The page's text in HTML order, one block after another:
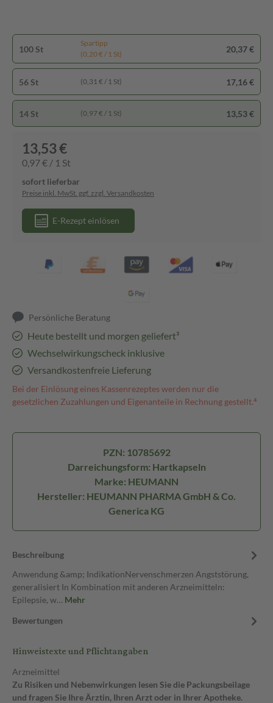
100 St
Spartipp
(0,20 € / 1 St)
20,37 €
56 St (0,31 € / 1 St) 17,16 €
14 St (0,97 € / 1 St) 13,53 €
13,53 €
0,97 € / 1 St
sofort lieferbar
Preise inkl. MwSt. ggf. zzgl. Versandkosten
E-Rezept einlösen
Persönliche Beratung
Heute bestellt und morgen geliefert³
Wechselwirkungscheck inklusive
Versandkostenfreie Lieferung
Bei der Einlösung eines Kassenrezeptes werden nur die
gesetzlichen Zuzahlungen und Eigenanteile in Rechnung gestellt.⁴
PZN: 10785692
Darreichungsform: Hartkapseln
Marke: HEUMANN
Hersteller: HEUMANN PHARMA GmbH & Co.
Generica KG
Beschreibung
Anwendung &amp; IndikationNervenschmerzen Angststörung,
generalisiert In Kombination mit anderen Arzneimitteln:
Epilepsie, w… Mehr
Bewertungen
Hinweistexte und Pflichtangaben
Arzneimittel
Zu Risiken und Nebenwirkungen lesen Sie die Packungsbeilage
und fragen Sie Ihre Ärztin, Ihren Arzt oder in Ihrer Apotheke.